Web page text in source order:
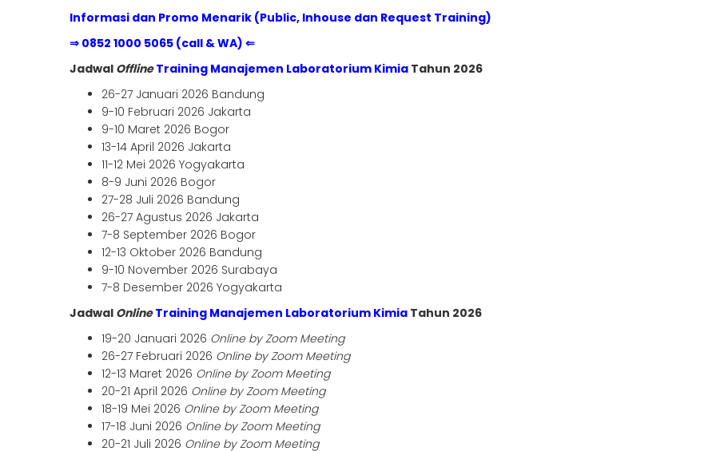
Informasi dan Promo Menarik (Public, Inhouse dan Request Training)
⇒ 0852 1000 5065 (call & WA) ⇐
Jadwal OfflineTraining Manajemen Laboratorium Kimia Tahun 2026
26-27 Januari 2026 Bandung
9-10 Februari 2026 Jakarta
9-10 Maret 2026 Bogor
13-14 April 2026 Jakarta
11-12 Mei 2026 Yogyakarta
8-9 Juni 2026 Bogor
27-28 Juli 2026 Bandung
26-27 Agustus 2026 Jakarta
7-8 September 2026 Bogor
12-13 Oktober 2026 Bandung
9-10 November 2026 Surabaya
7-8 Desember 2026 Yogyakarta
Jadwal OnlineTraining Manajemen Laboratorium Kimia Tahun 2026
19-20 Januari 2026 Online by Zoom Meeting
26-27 Februari 2026 Online by Zoom Meeting
12-13 Maret 2026 Online by Zoom Meeting
20-21 April 2026 Online by Zoom Meeting
18-19 Mei 2026 Online by Zoom Meeting
17-18 Juni 2026 Online by Zoom Meeting
20-21 Juli 2026 Online by Zoom Meeting